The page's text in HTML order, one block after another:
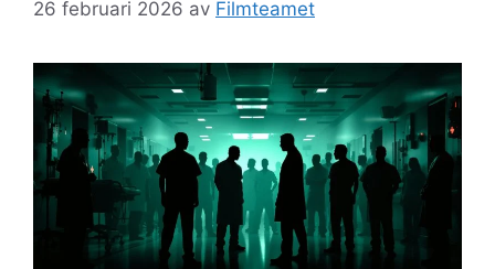
26 februari 2026 av Filmteamet